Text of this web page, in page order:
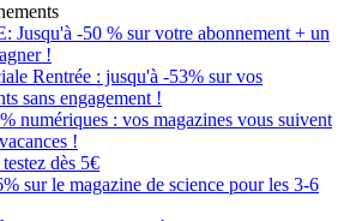
Jusqu'à -50 % sur votre abonnement + un
!
Rentrée : jusqu'à -53% sur vos
sans engagement !
numériques : vos magazines vous suivent
!
dès 5€
sur le magazine de science pour les 3-6